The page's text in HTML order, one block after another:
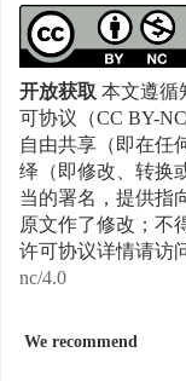
开放获取本文遵循
可协议（CC BY-
自由共享（即在任
绎（即修改、转换
当的署名，提供指
原文作了修改；不
许可协议详情请访
nc/4.0
We recommend